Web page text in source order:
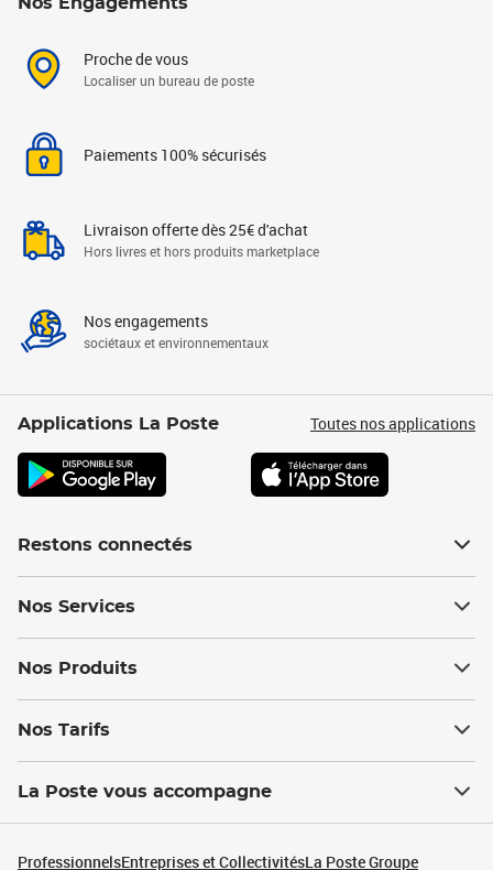
Proche de vous
Localiser un bureau de poste
Paiements 100% sécurisés
Livraison offerte dès 25€ d'achat
Hors livres et hors produits marketplace
Nos engagements
sociétaux et environnementaux
Applications La Poste Toutes nos applications
Restons connectés
Nos Services
Nos Produits
Nos Tarifs
La Poste vous accompagne
ProfessionnelsEntreprises et CollectivitésLa Poste Groupe